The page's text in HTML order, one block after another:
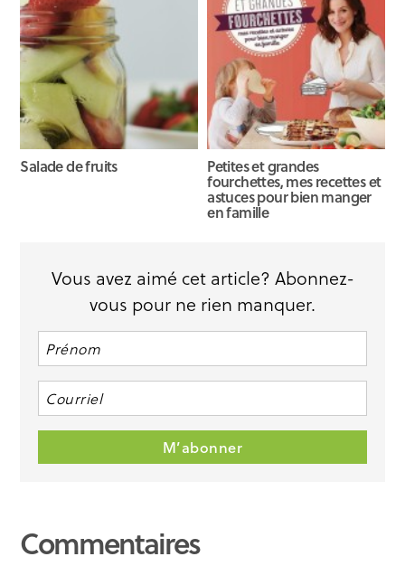
Salade de fruits Petites et grandes
fourchettes, mes recettes et
astuces pour bien manger
en famille
Vous avez aimé cet article? Abonnez-
vous pour ne rien manquer.
Commentaires